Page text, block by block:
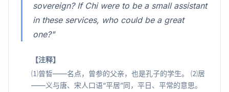
sovereign? If Chi were to be a small assistant
in these services, who could be a great
one?"
【注释】
⑴曾晳——名点，曾参的父亲，也是孔子的学生。 ⑵居
——义与唐、宋人口语“平居”同，平日、平常的意思。